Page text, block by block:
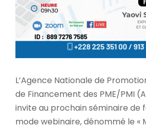
L’Agence Nationale de
de Financement des PME/PMI
invite au prochain séminaire de
mode webinaire, dénommé le «